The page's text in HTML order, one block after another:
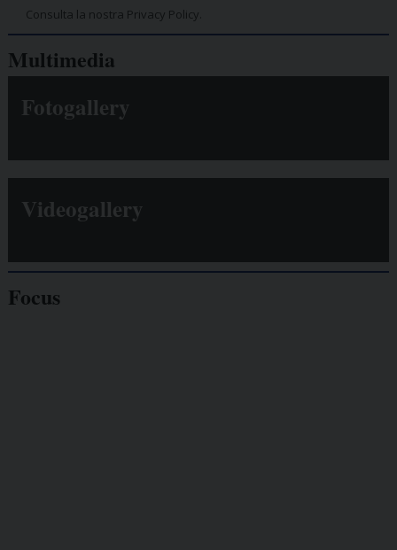
Consulta la nostra Privacy Policy.
Multimedia
Fotogallery
Videogallery
Focus